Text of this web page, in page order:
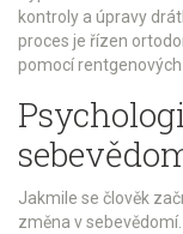
kontroly a úpravy
proces je řízen
pomocí
Jakmile se člověk
změna v sebevědomí.